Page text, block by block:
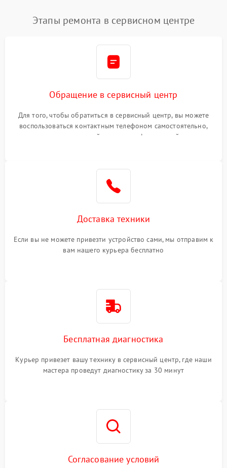
Этапы ремонта в сервисном центре
Обращение в сервисный центр
Для того, чтобы обратиться в сервисный центр, вы можете
воспользоваться контактным телефоном самостоятельно,
или оставить свой номер телефона на сайте
Доставка техники
Если вы не можете привезти устройство сами, мы отправим к
вам нашего курьера бесплатно
Бесплатная диагностика
Курьер привезет вашу технику в сервисный центр, где наши
мастера проведут диагностику за 30 минут
Согласование условий